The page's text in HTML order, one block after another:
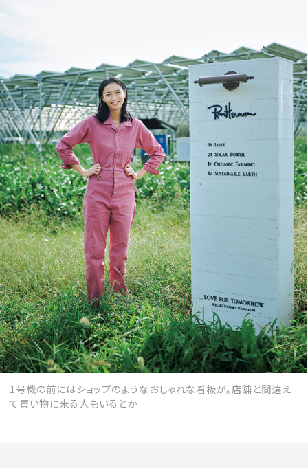
1号機の前にはショップのようなおしゃれな看板が。店舗と間違え
て買い物に来る人もいるとか